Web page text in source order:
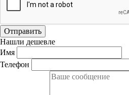
Отправить
Нашли дешевле
Имя
Телефон